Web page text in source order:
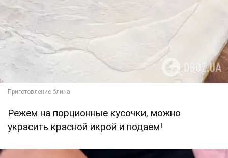
Режем на порционные кусочки, можно
украсить красной икрой и подаем!